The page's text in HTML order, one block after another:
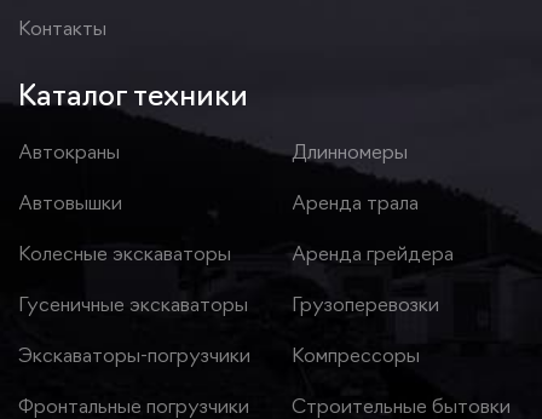
Контакты
Каталог техники
Автокраны
Автовышки
Колесные экскаваторы
Гусеничные экскаваторы
Экскаваторы-погрузчики
Фронтальные погрузчики
Длинномеры
Аренда трала
Аренда грейдера
Грузоперевозки
Компрессоры
Строительные бытовки